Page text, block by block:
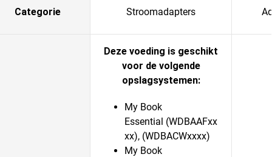
Categorie Stroomadapters
Deze voeding is geschikt
voor de volgende
opslagsystemen:
My Book
Essential (WDBAAFxx
xx), (WDBACWxxxx)
My Book